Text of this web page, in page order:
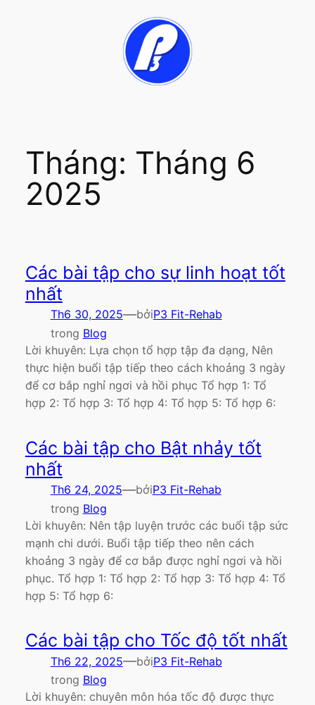
Tháng: Tháng 6
2025
Các bài tập cho sự linh hoạt tốt
nhất
Th6 30, 2025—bởiP3 Fit-Rehab
trong Blog
Lời khuyên: Lựa chọn tổ hợp tập đa dạng, Nên
thực hiện buổi tập tiếp theo cách khoảng 3 ngày
để cơ bắp nghỉ ngơi và hồi phục Tổ hợp 1: Tổ
hợp 2: Tổ hợp 3: Tổ hợp 4: Tổ hợp 5: Tổ hợp 6:
Các bài tập cho Bật nhảy tốt
nhất
Th6 24, 2025—bởiP3 Fit-Rehab
trong Blog
Lời khuyên: Nên tập luyện trước các buổi tập sức
mạnh chi dưới. Buổi tập tiếp theo nên cách
khoảng 3 ngày để cơ bắp được nghỉ ngơi và hồi
phục. Tổ hợp 1: Tổ hợp 2: Tổ hợp 3: Tổ hợp 4: Tổ
hợp 5: Tổ hợp 6:
Các bài tập cho Tốc độ tốt nhất
Th6 22, 2025—bởiP3 Fit-Rehab
trong Blog
Lời khuyên: chuyên môn hóa tốc độ được thực